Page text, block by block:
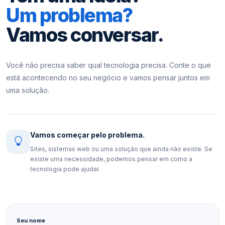
Um problema?
Vamos conversar.
Você não precisa saber qual tecnologia precisa. Conte o que
está acontecendo no seu negócio e vamos pensar juntos em
uma solução.
Vamos começar pelo problema.
Sites, sistemas web ou uma solução que ainda não existe. Se
existe uma necessidade, podemos pensar em como a
tecnologia pode ajudar.
Seu nome